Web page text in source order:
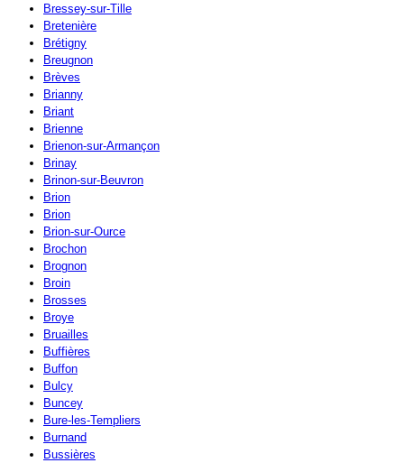
Bressey-sur-Tille
Bretenière
Brétigny
Breugnon
Brèves
Brianny
Briant
Brienne
Brienon-sur-Armançon
Brinay
Brinon-sur-Beuvron
Brion
Brion
Brion-sur-Ource
Brochon
Brognon
Broin
Brosses
Broye
Bruailles
Buffières
Buffon
Bulcy
Buncey
Bure-les-Templiers
Burnand
Bussières